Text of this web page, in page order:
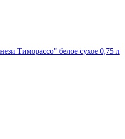
Тиморассо" белое сухое 0,75 л